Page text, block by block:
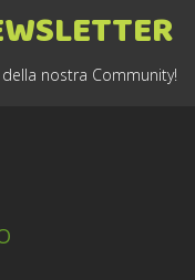
nostra Community!